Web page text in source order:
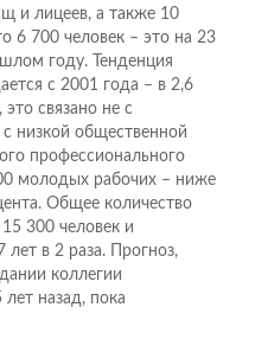
и лицеев, а также 10
6 700 человек – это на 23
году. Тенденция
с 2001 года – в 2,6
это связано не с
низкой общественной
профессионального
молодых рабочих – ниже
Общее количество
300 человек и
в 2 раза. Прогноз,
коллегии
назад, пока